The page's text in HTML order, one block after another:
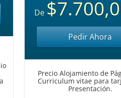
De
Pedir Ahora
Precio Alojamiento de
Curriculum vitae para
Presentación.